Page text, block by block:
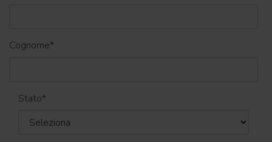
Cognome*
Stato*